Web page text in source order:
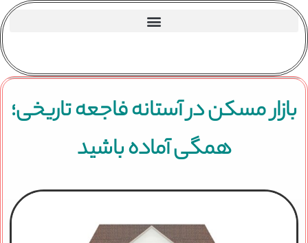
بازار مسکن در آستانه فاجعه تاریخی؛
همگی آماده باشید